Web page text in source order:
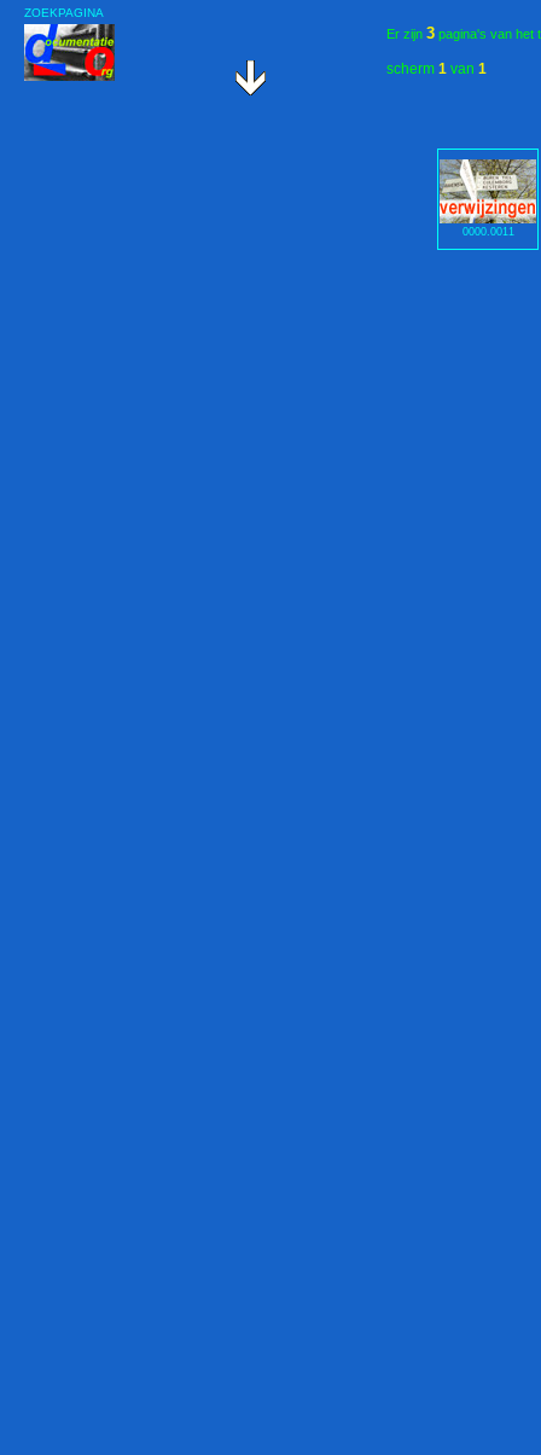
ZOEKPAGINA
Er zijn 3 pagina's van het
0000.0011
scherm 1 van 1